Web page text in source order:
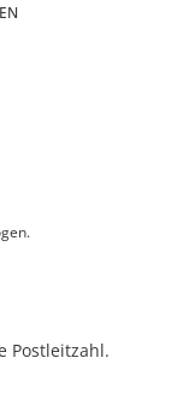
Postleitzahl.